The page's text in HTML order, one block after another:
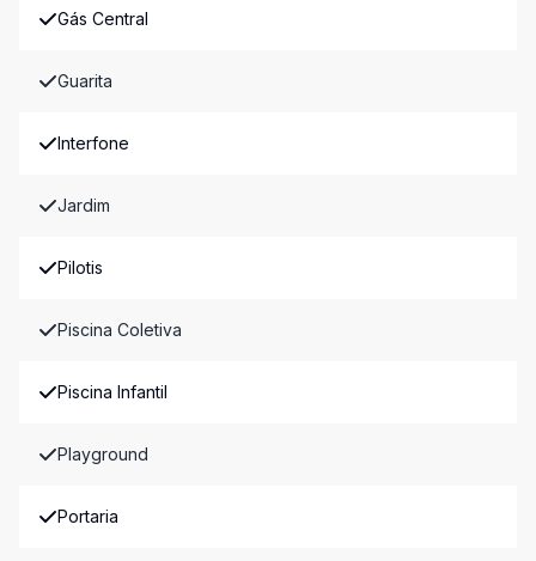
Gás Central
Guarita
Interfone
Jardim
Pilotis
Piscina Coletiva
Piscina Infantil
Playground
Portaria